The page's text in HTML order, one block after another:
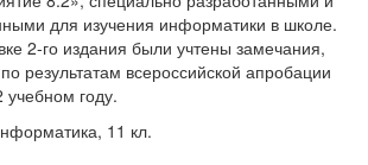
для изучения информатики в школе.
2-го издания были учтены замечания,
результатам всероссийской апробации
году.
11 кл.